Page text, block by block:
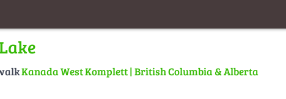
Kanada West Komplett | British Columbia & Alberta